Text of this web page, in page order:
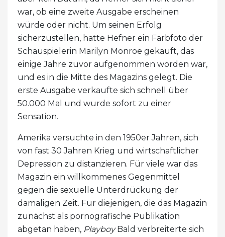
war, ob eine zweite Ausgabe erscheinen
würde oder nicht. Um seinen Erfolg
sicherzustellen, hatte Hefner ein Farbfoto der
Schauspielerin Marilyn Monroe gekauft, das
einige Jahre zuvor aufgenommen worden war,
und es in die Mitte des Magazins gelegt. Die
erste Ausgabe verkaufte sich schnell über
50.000 Mal und wurde sofort zu einer
Sensation.
Amerika versuchte in den 1950er Jahren, sich
von fast 30 Jahren Krieg und wirtschaftlicher
Depression zu distanzieren. Für viele war das
Magazin ein willkommenes Gegenmittel
gegen die sexuelle Unterdrückung der
damaligen Zeit. Für diejenigen, die das Magazin
zunächst als pornografische Publikation
abgetan haben, PlayboyBald verbreiterte sich